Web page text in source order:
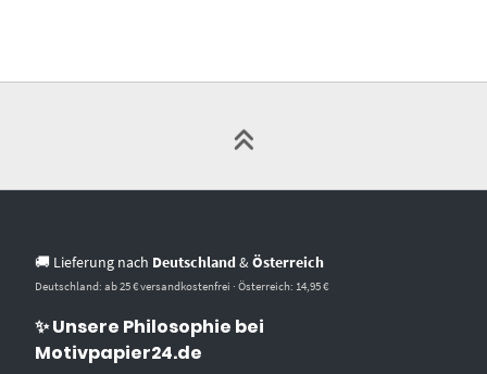
🚚 Lieferung nach Deutschland &Österreich
Deutschland: ab 25 € versandkostenfrei · Österreich: 14,95 €
✨ Unsere Philosophie bei
Motivpapier24.de